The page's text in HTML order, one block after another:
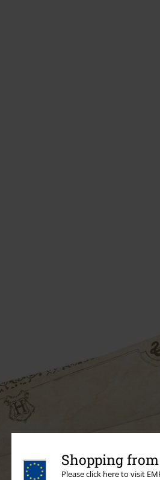
Shopping
Please click here to visit